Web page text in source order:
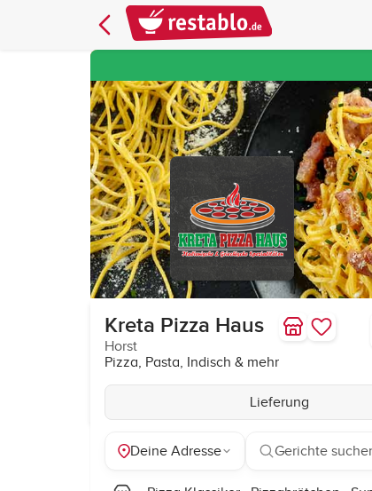
Kreta Pizza Haus
Horst
Pizza, Pasta, Indisch & mehr
Lieferung
Deine Adresse Gerichte